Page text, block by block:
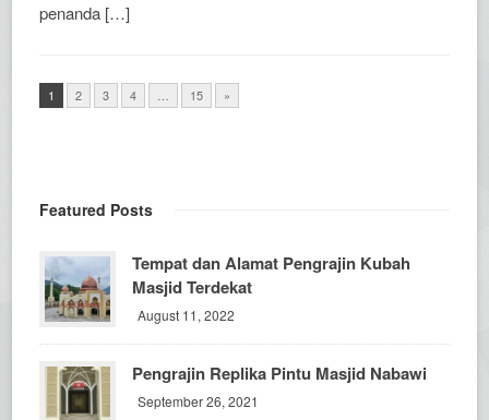
penanda […]
1 2 3 4 15 »
Featured Posts
Tempat dan Alamat Pengrajin Kubah
Masjid Terdekat
August 11, 2022
Pengrajin Replika Pintu Masjid Nabawi
September 26, 2021